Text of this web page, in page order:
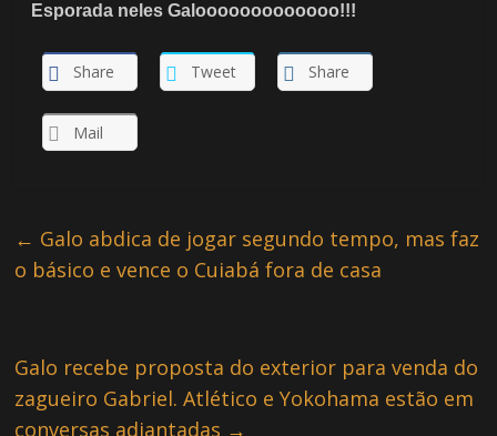
Esporada neles Galooooooooooooo!!!
Share Tweet Share
Mail
← Galo abdica de jogar segundo tempo, mas faz
o básico e vence o Cuiabá fora de casa
Galo recebe proposta do exterior para venda do
zagueiro Gabriel. Atlético e Yokohama estão em
conversas adiantadas →